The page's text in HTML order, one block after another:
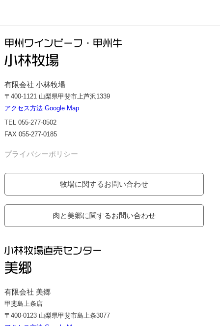
有限会社 小林牧場
〒400-1121 山梨県甲斐市上芦沢1339
アクセス方法 Google Map
TEL 055-277-0502
FAX 055-277-0185
プライバシーポリシー
牧場に関するお問い合わせ
肉と美郷に関するお問い合わせ
有限会社 美郷
甲斐島上条店
〒400-0123 山梨県甲斐市島上条3077